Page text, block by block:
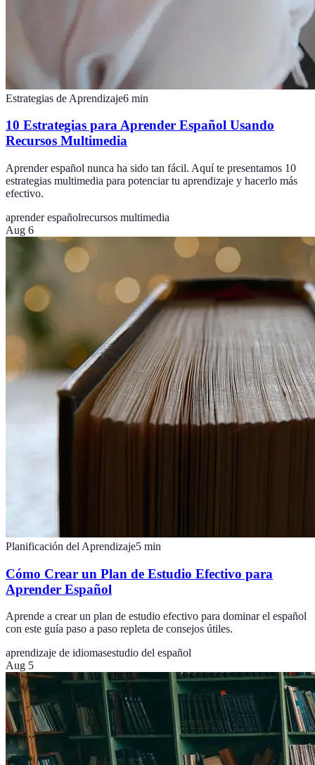
Estrategias de Aprendizaje6 min
10 Estrategias para Aprender Español Usando
Recursos Multimedia
Aprender español nunca ha sido tan fácil. Aquí te presentamos 10
estrategias multimedia para potenciar tu aprendizaje y hacerlo más
efectivo.
aprender españolrecursos multimedia
Aug 6
Planificación del Aprendizaje5 min
Cómo Crear un Plan de Estudio Efectivo para
Aprender Español
Aprende a crear un plan de estudio efectivo para dominar el español
con este guía paso a paso repleta de consejos útiles.
aprendizaje de idiomasestudio del español
Aug 5